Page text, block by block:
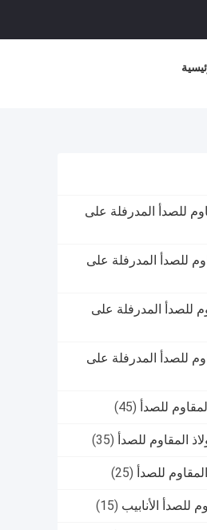
للصدأ المدرفلة على
للصدأ المدرفلة على
للصدأ المدرفلة على
للصدأ المدرفلة على
(45)
(35)
(25)
(15)